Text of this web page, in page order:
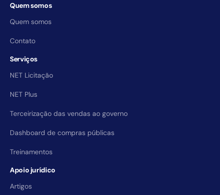
Quem somos
Quem somos
Contato
Serviços
NET Licitação
NET Plus
Terceirização das vendas ao governo
Dashboard de compras públicas
Treinamentos
Apoio jurídico
Artigos